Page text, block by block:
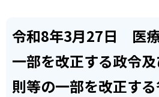
令和8年3月27日 医
一部を改正する政令
則等の一部を改正す